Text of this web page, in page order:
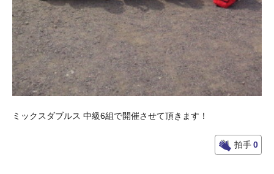
ミックスダブルス 中級6組で開催させて頂きます！
拍手0